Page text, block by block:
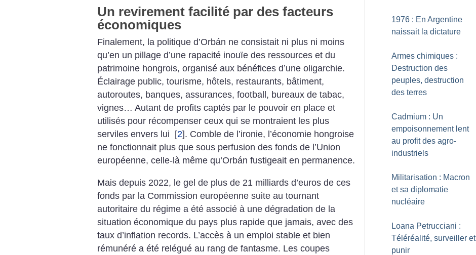
Un revirement facilité par des facteurs
économiques
Finalement, la politique ­d’Orbán ne consistait ni plus ni moins
qu’en un pillage d’une rapacité inouïe des ressources et du
patrimoine hongrois, organisé aux bénéfices d’une oligarchie.
Éclairage public, tourisme, hôtels, restaurants, bâtiment,
autoroutes, banques, assurances, football, bureaux de tabac,
vignes… Autant de profits captés par le pouvoir en place et
utilisés pour récompenser ceux qui se montraient les plus
serviles envers lui
[2]. Comble de l’ironie, l’économie hongroise
ne fonctionnait plus que sous perfusion des fonds de l’Union
européenne, celle-là même qu’Orbán fustigeait en permanence.
Mais depuis 2022, le gel de plus de 21 milliards d’euros de ces
fonds par la Commission européenne suite au tournant
autoritaire du régime a été associé à une dégradation de la
situation économique du pays plus rapide que jamais, avec des
taux d’inflation records. L’accès à un emploi stable et bien
rémunéré a été relégué au rang de fantasme. Les ­coupes
1976 : En Argentine
naissait la dictature
Armes chimiques :
Destruction des
peuples, destruction
des terres
Cadmium : Un
empoisonnement lent
au profit des agro-
industriels
Militarisation : Macron
et sa diplomatie
nucléaire
Loana Petrucciani :
Téléréalité, surveiller et
punir